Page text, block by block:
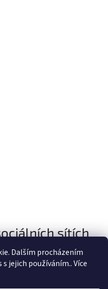
Dalším procházením
jejich používáním.. Více
sítích